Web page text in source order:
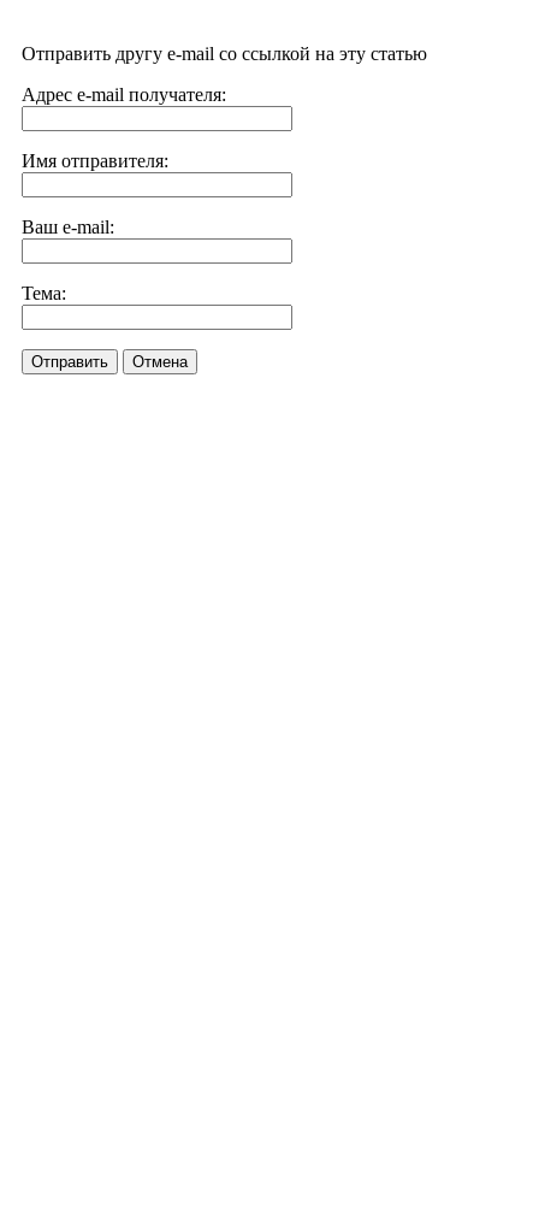
Отправить другу e-mail со ссылкой на эту статью
Адрес e-mail получателя:
Имя отправителя:
Ваш e-mail:
Тема:
Отправить Отмена